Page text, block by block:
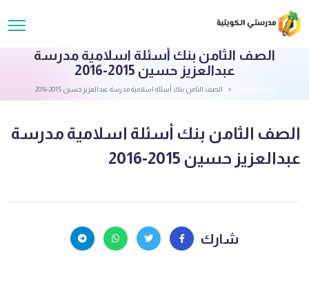
الصف الثامن بنك أسئلة اسلامية مدرسة
عبدالعزيز حسين 2015-2016
الصف الثامن بنك أسئلة اسلامية مدرسة عبدالعزيز حسين 2015-2016
الصف الثامن بنك أسئلة اسلامية مدرسة
عبدالعزيز حسين 2015-2016
شارك